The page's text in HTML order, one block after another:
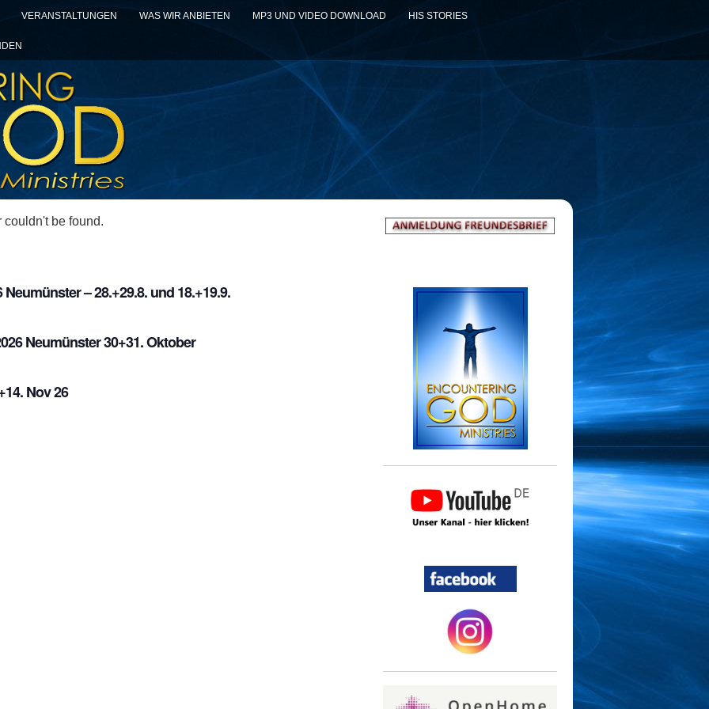
VERANSTALTUNGEN WAS WIR ANBIETEN MP3 UND VIDEO DOWNLOAD HIS STORIES
couldn't be found.
– 28.+29.8. und 18.+19.9.
Neumünster 30+31. Oktober
Nov 26